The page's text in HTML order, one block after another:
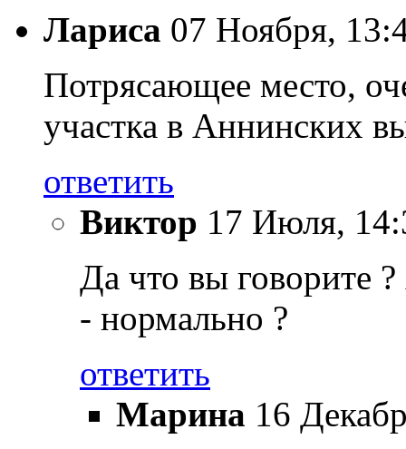
Лариса 07 Ноября,
Потрясающее место,
участка в Аннинских
ответить
Виктор 17 Июля,
Да что вы говорите
- нормально ?
ответить
Марина 16